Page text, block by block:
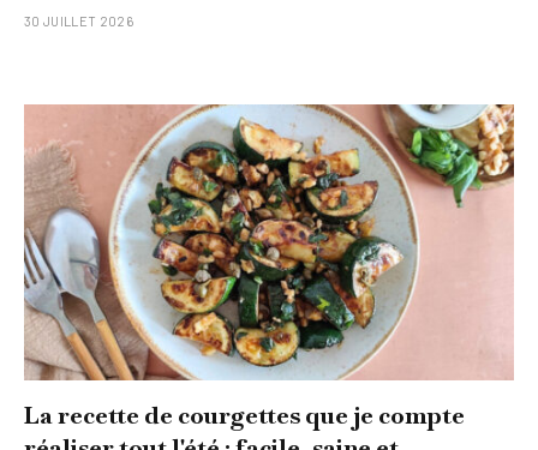
30 JUILLET 2026
La recette de courgettes que je compte